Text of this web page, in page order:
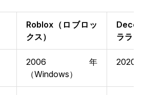
Roblox（ロブロッ
クス）
ララン
2006年
（Windows）
2020